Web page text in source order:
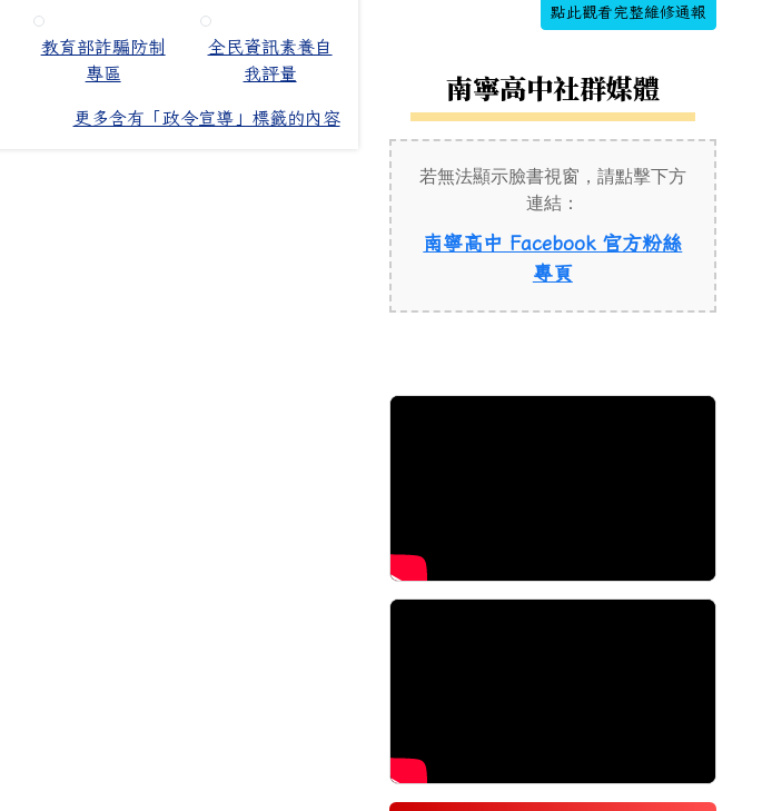
教育部詐騙防制
專區
全民資訊素養自
我評量
更多含有「政令宣導」標籤的內容
點此觀看完整維修通報
南寧高中社群媒體
若無法顯示臉書視窗，請點擊下方
連結：
南寧高中 Facebook 官方粉絲
專頁(另開新視窗)